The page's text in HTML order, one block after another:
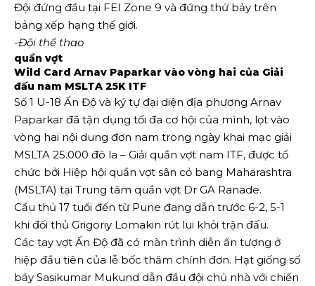
Đội đứng đầu tại FEI Zone 9 và đứng thứ bảy trên
bảng xếp hạng thế giới.
-Đội thể thao
quần vợt
Wild Card Arnav Paparkar vào vòng hai của Giải
đấu nam MSLTA 25K ITF
Số 1 U-18 Ấn Độ và ký tự đại diện địa phương Arnav
Paparkar đã tận dụng tối đa cơ hội của mình, lọt vào
vòng hai nội dung đơn nam trong ngày khai mạc giải
MSLTA 25.000 đô la – Giải quần vợt nam ITF, được tổ
chức bởi Hiệp hội quần vợt sân cỏ bang Maharashtra
(MSLTA) tại Trung tâm quần vợt Dr GA Ranade.
Cầu thủ 17 tuổi đến từ Pune đang dẫn trước 6-2, 5-1
khi đối thủ Grigoriy Lomakin rút lui khỏi trận đấu.
Các tay vợt Ấn Độ đã có màn trình diễn ấn tượng ở
hiệp đầu tiên của lễ bốc thăm chính đơn. Hạt giống số
bảy Sasikumar Mukund dẫn đầu đội chủ nhà với chiến